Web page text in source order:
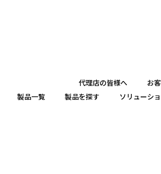
代理店の皆様へ お
製品一覧
製品を探す ソリューシ